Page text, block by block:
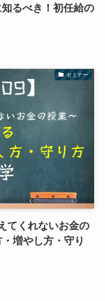
るべき！初任給の
セミナー
てくれないお金の
増やし方・守り